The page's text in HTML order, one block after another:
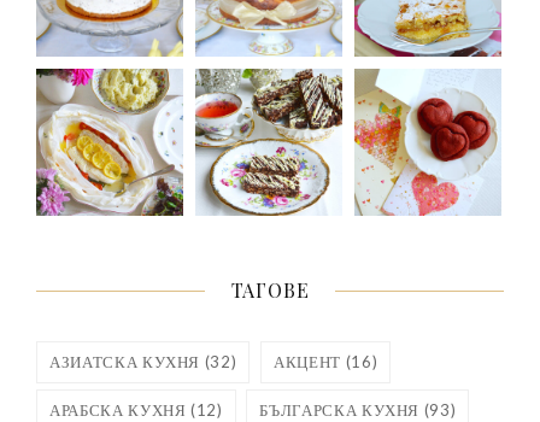
ТАГОВЕ
АЗИАТСКА КУХНЯ (32) АКЦЕНТ (16)
АРАБСКА КУХНЯ (12) БЪЛГАРСКА КУХНЯ (93)